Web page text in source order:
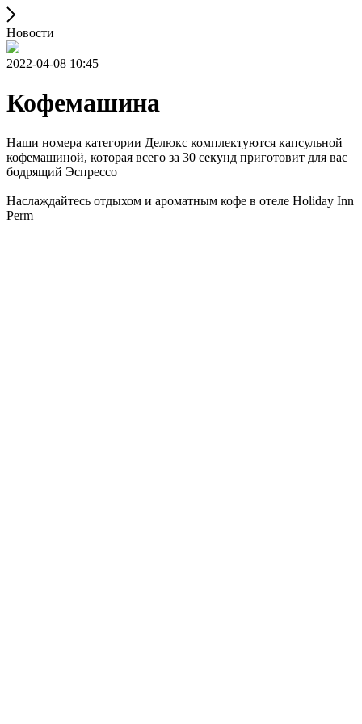
Новости
2022-04-08 10:45
Кофемашина
Наши номера категории Делюкс комплектуются капсульной
кофемашиной, которая всего за 30 секунд приготовит для вас
бодрящий Эспрессо
Наслаждайтесь отдыхом и ароматным кофе в отеле Holiday Inn
Perm